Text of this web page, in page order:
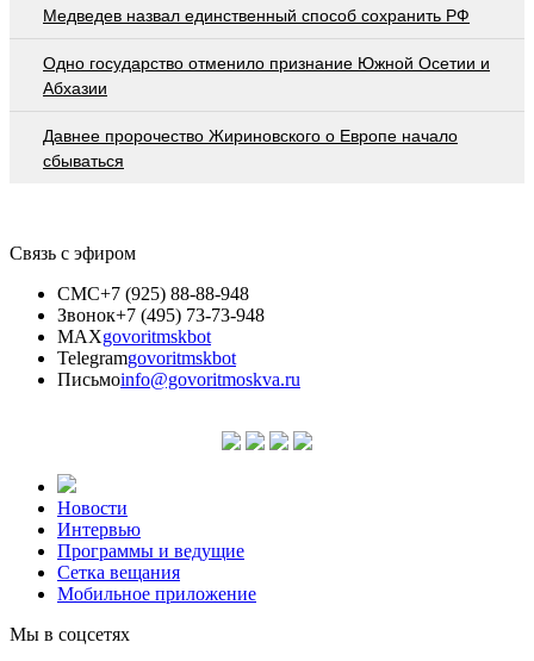
Медведев назвал единственный способ сохранить РФ
Одно государство отменило признание Южной Осетии и
Абхазии
Давнее пророчество Жириновского о Европе начало
сбываться
Связь с эфиром
СМС+7 (925) 88-88-948
Звонок+7 (495) 73-73-948
MAXgovoritmskbot
Telegramgovoritmskbot
Письмоinfo@govoritmoskva.ru
Новости
Интервью
Программы и ведущие
Сетка вещания
Мобильное приложение
Мы в соцсетях